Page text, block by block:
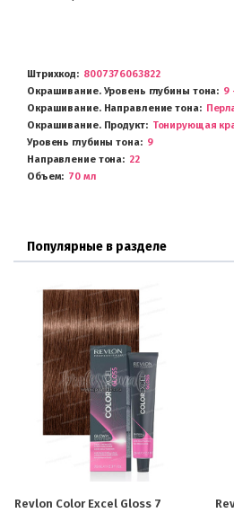
Штрихкод
8007376063822
Окрашивание. Уровень глубины тона
9
Окрашивание. Направление тона
Окрашивание. Продукт
Тонирующая
Уровень глубины тона
9
Направление тона
22
Объем
70 мл
Популярные в разделе
Revlon Color Excel Gloss 7